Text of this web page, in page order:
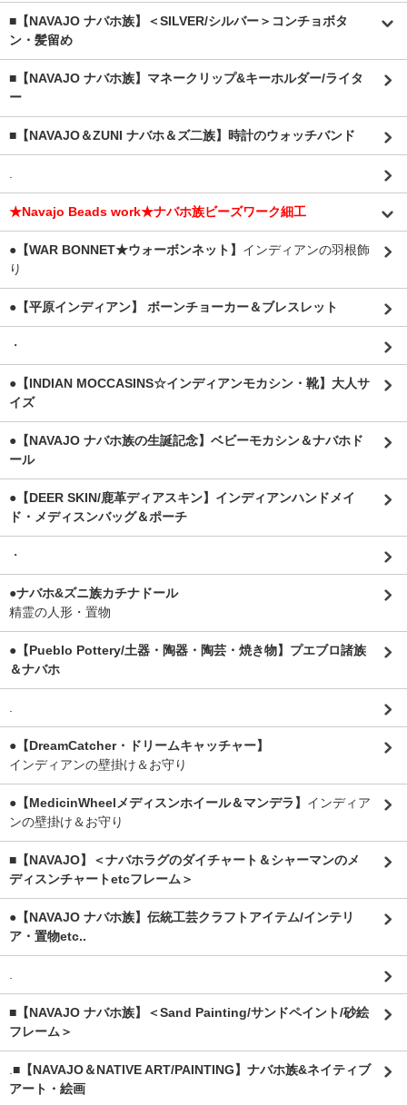
■【NAVAJO ナバホ族】＜SILVER/シルバー＞コンチョボタ
ン・髪留め
■【NAVAJO ナバホ族】マネークリップ&キーホルダー/ライタ
ー
■【NAVAJO＆ZUNI ナバホ＆ズ二族】時計のウォッチバンド
★Navajo Beads work★ナバホ族ビーズワーク細工
●【WAR BONNET★ウォーボンネット】 インディアンの羽根飾
り
●【平原インディアン】 ボーンチョーカー＆ブレスレット
・
●【INDIAN MOCCASINS☆インディアンモカシン・靴】大人サ
イズ
●【NAVAJO ナバホ族の生誕記念】ベビーモカシン＆ナバホド
ール
●【DEER SKIN/鹿革ディアスキン】インディアンハンドメイ
ド・メディスンバッグ＆ポーチ
・
●ナバホ&ズニ族カチナドール
精霊の人形・置物
●【Pueblo Pottery/土器・陶器・陶芸・焼き物】プエブロ諸族
＆ナバホ
●【DreamCatcher・ドリームキャッチャー】
インディアンの壁掛け＆お守り
●【MedicinWheelメディスンホイール＆マンデラ】 インディア
ンの壁掛け＆お守り
■【NAVAJO】＜ナバホラグのダイチャート＆シャーマンのメ
ディスンチャートetcフレーム＞
●【NAVAJO ナバホ族】伝統工芸クラフトアイテム/インテリ
ア・置物etc..
■【NAVAJO ナバホ族】＜Sand Painting/サンドペイント/砂絵
フレーム＞
■【NAVAJO＆NATIVE ART/PAINTING】ナバホ族&ネイティブ
アート・絵画